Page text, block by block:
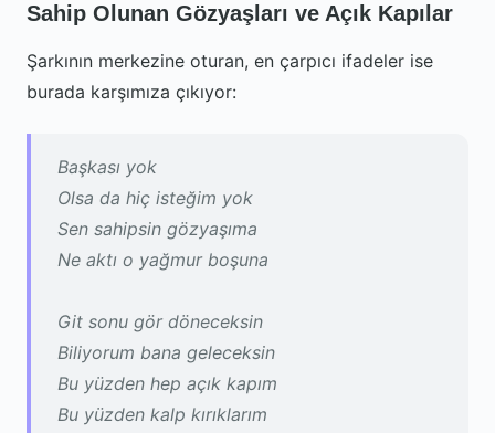
Sahip Olunan Gözyaşları ve Açık Kapılar
Şarkının merkezine oturan, en çarpıcı ifadeler ise
burada karşımıza çıkıyor:
Başkası yok
Olsa da hiç isteğim yok
Sen sahipsin gözyaşıma
Ne aktı o yağmur boşuna
Git sonu gör döneceksin
Biliyorum bana geleceksin
Bu yüzden hep açık kapım
Bu yüzden kalp kırıklarım